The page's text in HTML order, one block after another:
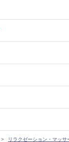
リラクゼーション・マッ